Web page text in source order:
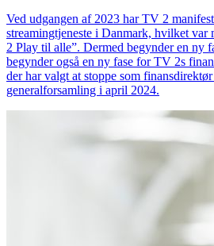
Ved udgangen af 2023 har TV 2
streamingtjeneste i Danmark, hvilket var
2 Play til alle”. Dermed begynder en ny
begynder også en ny fase for TV 2s
der har valgt at stoppe som
generalforsamling i april 2024.